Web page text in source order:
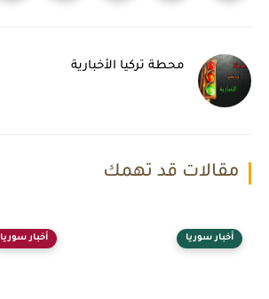
محطة تركيا الأخبارية
مقالات قد تهمك
أخبار سوريا أخبار سوريا